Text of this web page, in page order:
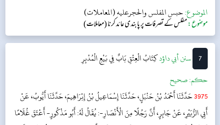
الموضوع:حبس المفلس والحجرعليه (المعاملات)
موضوع:مفلس کے تصرفات پر پابندی عائد کرنا (معاملات)
7 ‌سنن أبي داؤدكِتَابُ الْعِتْقِبَابٌ فِي بَيْعِ الْمُدْبِرِ
حکم:صحیح
3975حَدَّثَنَا أَحْمَدُ بْنُ حَنْبَلٍ، حَدَّثَنَا إِسْمَاعِيلُ بْنُ إِبْرَاهِيمَ، حَدَّثَنَا أَيُّوبُ، عَنْ
أَبِي الزُّبَيْرِ، عَنْ جَابِرٍ، أَنَّ رَجُلًا مِنَ الْأَنْصَارِ-: يُقَالُ لَهُ: أَبُو مَذْكُورٍ- أَعْتَقَ غُلَامًا